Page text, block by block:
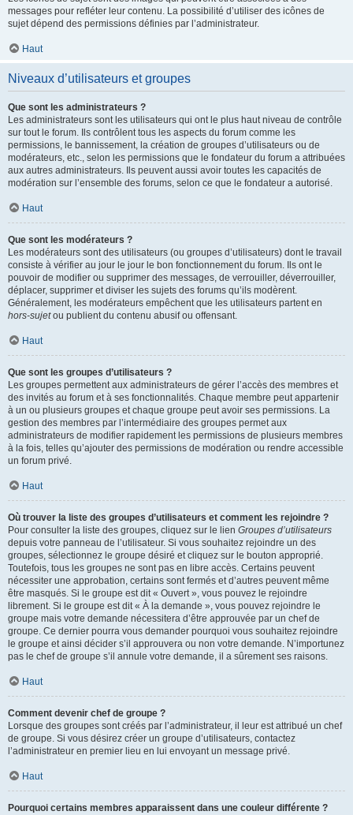
messages pour refléter leur contenu. La possibilité d’utiliser des icônes de
sujet dépend des permissions définies par l’administrateur.
Haut
Niveaux d’utilisateurs et groupes
Que sont les administrateurs ?
Les administrateurs sont les utilisateurs qui ont le plus haut niveau de contrôle
sur tout le forum. Ils contrôlent tous les aspects du forum comme les
permissions, le bannissement, la création de groupes d’utilisateurs ou de
modérateurs, etc., selon les permissions que le fondateur du forum a attribuées
aux autres administrateurs. Ils peuvent aussi avoir toutes les capacités de
modération sur l’ensemble des forums, selon ce que le fondateur a autorisé.
Haut
Que sont les modérateurs ?
Les modérateurs sont des utilisateurs (ou groupes d’utilisateurs) dont le travail
consiste à vérifier au jour le jour le bon fonctionnement du forum. Ils ont le
pouvoir de modifier ou supprimer des messages, de verrouiller, déverrouiller,
déplacer, supprimer et diviser les sujets des forums qu’ils modèrent.
Généralement, les modérateurs empêchent que les utilisateurs partent en
hors-sujetou publient du contenu abusif ou offensant.
Haut
Que sont les groupes d’utilisateurs ?
Les groupes permettent aux administrateurs de gérer l’accès des membres et
des invités au forum et à ses fonctionnalités. Chaque membre peut appartenir
à un ou plusieurs groupes et chaque groupe peut avoir ses permissions. La
gestion des membres par l’intermédiaire des groupes permet aux
administrateurs de modifier rapidement les permissions de plusieurs membres
à la fois, telles qu’ajouter des permissions de modération ou rendre accessible
un forum privé.
Haut
Où trouver la liste des groupes d’utilisateurs et comment les rejoindre ?
Pour consulter la liste des groupes, cliquez sur le lien Groupes d’utilisateurs
depuis votre panneau de l’utilisateur. Si vous souhaitez rejoindre un des
groupes, sélectionnez le groupe désiré et cliquez sur le bouton approprié.
Toutefois, tous les groupes ne sont pas en libre accès. Certains peuvent
nécessiter une approbation, certains sont fermés et d’autres peuvent même
être masqués. Si le groupe est dit « Ouvert », vous pouvez le rejoindre
librement. Si le groupe est dit « À la demande », vous pouvez rejoindre le
groupe mais votre demande nécessitera d’être approuvée par un chef de
groupe. Ce dernier pourra vous demander pourquoi vous souhaitez rejoindre
le groupe et ainsi décider s’il approuvera ou non votre demande. N’importunez
pas le chef de groupe s’il annule votre demande, il a sûrement ses raisons.
Haut
Comment devenir chef de groupe ?
Lorsque des groupes sont créés par l’administrateur, il leur est attribué un chef
de groupe. Si vous désirez créer un groupe d’utilisateurs, contactez
l’administrateur en premier lieu en lui envoyant un message privé.
Haut
Pourquoi certains membres apparaissent dans une couleur différente ?